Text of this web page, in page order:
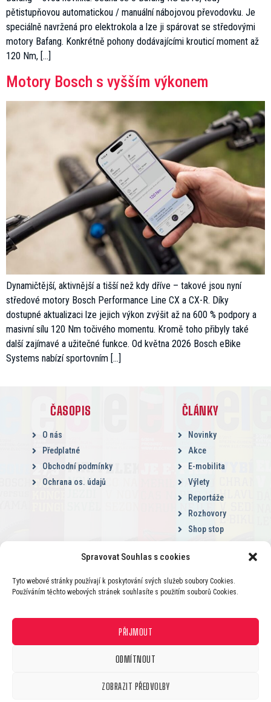
Spravovat Souhlas s cookies
Tyto webové stránky používají k poskytování svých služeb soubory Cookies.
Používáním těchto webových stránek souhlasíte s použitím souborů Cookies.
PŘIJMOUT
ODMÍTNOUT
ZOBRAZIT PŘEDVOLBY
pětistupňovou automatickou / manuální nábojovou převodovku. Je
speciálně navržená pro elektrokola a lze ji spárovat se středovými
motory Bafang. Konkrétně pohony dodávajícími krouticí moment až
120 Nm, […]
Motory Bosch s vyšším výkonem
Dynamičtější, aktivnější a tišší než kdy dříve – takové jsou nyní
středové motory Bosch Performance Line CX a CX-R. Díky
dostupné aktualizaci lze jejich výkon zvýšit až na 600 % podpory a
masivní sílu 120 Nm točivého momentu. Kromě toho přibyly také
další zajímavé a užitečné funkce. Od května 2026 Bosch eBike
Systems nabízí sportovním […]
SLEDUJTE NÁS
ČLÁNKY
Novinky
Akce
E-mobilita
Výlety
Reportáže
Rozhovory
Shop stop
ČASOPIS
O nás
Předplatné
Obchodní podmínky
Ochrana os. údajů